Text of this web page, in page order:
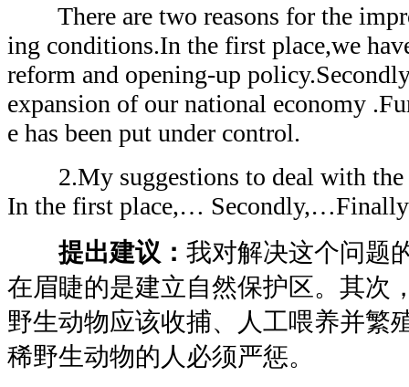
There are two reasons for the
ing conditions.In the first place,we
reform and opening-up
expansion of our national economy
e has been put under control.
2.My suggestions to deal with the
In the first place,…
提出建议： 我对解决这个问题
在眉睫的是建立自然保护区。其次
野生动物应该收捕、人工喂养并繁
稀野生动物的人必须严惩。